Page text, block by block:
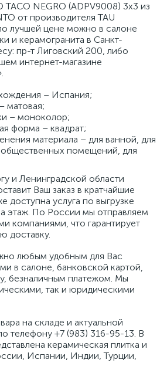
TACO NEGRO (ADPV9008) 3x3 из
от производителя TAU
лучшей цене можно в салоне
и керамогранита в Санкт-
пр-т Лиговский 200, либо
интернет-магазине
– Испания;
матовая;
– моноколор;
форма – квадрат;
материала – для ванной, для
общественных помещений, для
и Ленинградской области
Ваш заказ в кратчайшие
доступна услуга по выгрузке
этаж. По России мы отправляем
компаниями, что гарантирует
доставку.
любым удобным для Вас
в салоне, банковской картой,
безналичным платежом. Мы
так и юридическими
на складе и актуальной
телефону +7 (983) 316-95-13. В
керамическая плитка и
Испании, Индии, Турции,